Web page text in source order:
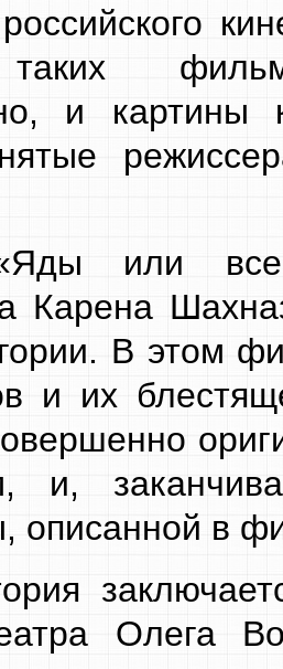
и картины
или
Карена
В этом
и их
и,
описанной в
Олега